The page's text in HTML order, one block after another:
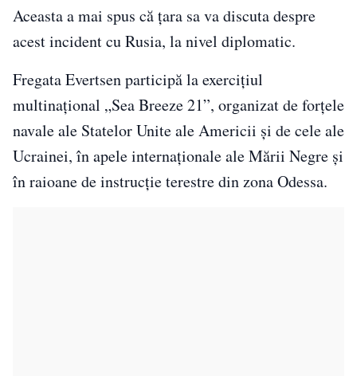
Aceasta a mai spus că ţara sa va discuta despre
acest incident cu Rusia, la nivel diplomatic.
Fregata Evertsen participă la exerciţiul
multinaţional „Sea Breeze 21”, organizat de forţele
navale ale Statelor Unite ale Americii şi de cele ale
Ucrainei, în apele internaţionale ale Mării Negre şi
în raioane de instrucţie terestre din zona Odessa.